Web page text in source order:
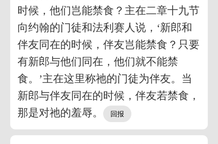
时候，他们岂能禁食？主在二章十九节
向约翰的门徒和法利赛人说，‘新郎和
伴友同在的时候，伴友岂能禁食？只要
有新郎与他们同在，他们就不能禁
食。’主在这里称祂的门徒为伴友。当
新郎与伴友同在的时候，伴友若禁食，
那是对祂的羞辱。